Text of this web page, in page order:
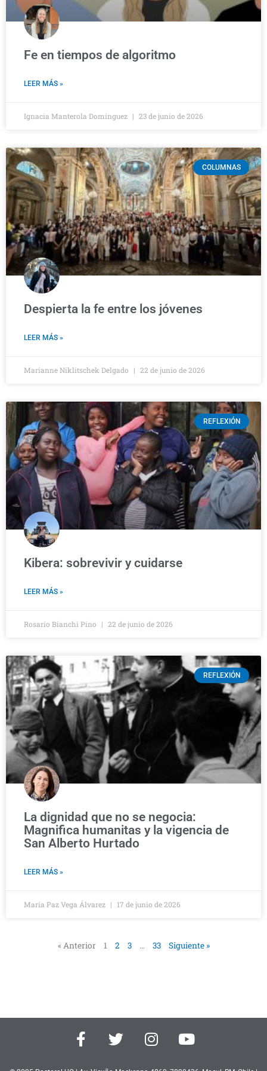
Fe en tiempos de algoritmo
LEER MÁS »
Ignacia Manterola Domínguez 23 de junio de 2026
COLUMNAS
Despierta la fe entre los jóvenes
LEER MÁS »
Marianne Niklitschek Delgado 22 de junio de 2026
REFLEXIÓN
Kibera: sobrevivir y cuidarse
LEER MÁS »
Rosario Bianchi Pino 22 de junio de 2026
REFLEXIÓN
La dignidad que no se negocia:
Magnifica humanitas y la vigencia de
San Alberto Hurtado
LEER MÁS »
María Paz Vega Álvarez 17 de junio de 2026
« Anterior 1 2 3 … 33 Siguiente »
F
a
T
w
I
n
Y
o